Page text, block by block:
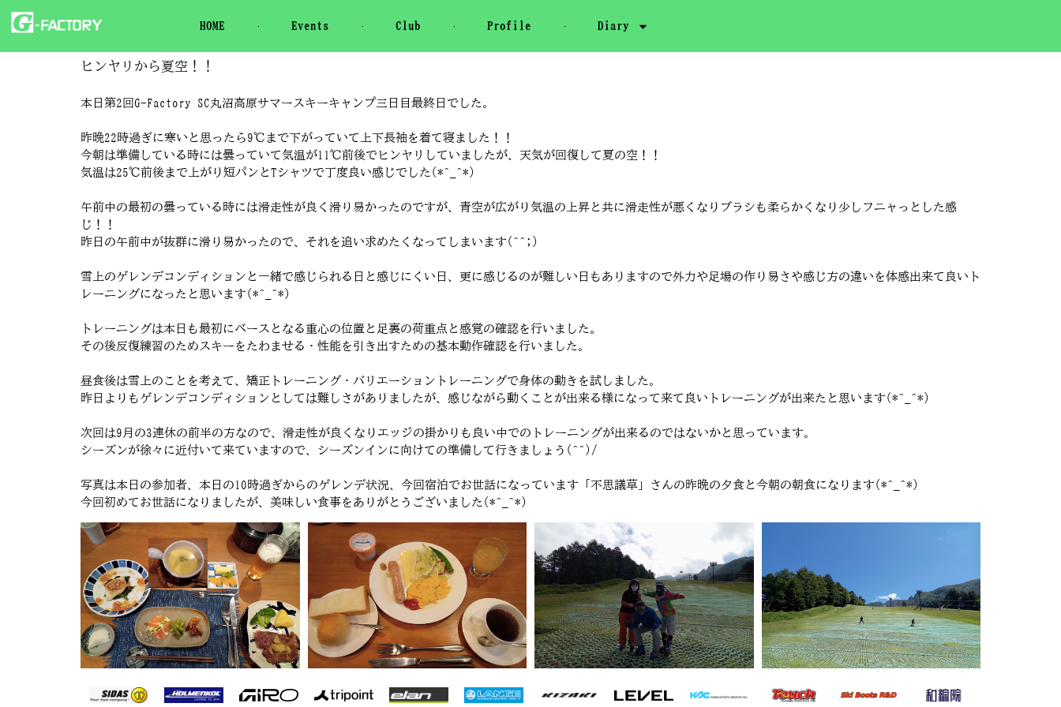
HOME Events Club Profile Diary
ヒンヤリから夏空！！
本日第2回G-Factory SC丸沼高原サマースキーキャンプ三日目最終日でした。
昨晩22時過ぎに寒いと思ったら9℃まで下がっていて上下長袖を着て寝ました！！
今朝は準備している時には曇っていて気温が11℃前後でヒンヤリしていましたが、天気が回復して夏の空！！
気温は25℃前後まで上がり短パンとTシャツで丁度良い感じでした(*^_^*)
午前中の最初の曇っている時には滑走性が良く滑り易かったのですが、青空が広がり気温の上昇と共に滑走性が悪くなりブラシも柔らかくなり少しフニャっとした感
じ！！
昨日の午前中が抜群に滑り易かったので、それを追い求めたくなってしまいます(^^;)
雪上のゲレンデコンディションと一緒で感じられる日と感じにくい日、更に感じるのが難しい日もありますので外力や足場の作り易さや感じ方の違いを体感出来て良いト
レーニングになったと思います(*^_^*)
トレーニングは本日も最初にベースとなる重心の位置と足裏の荷重点と感覚の確認を行いました。
その後反復練習のためスキーをたわませる・性能を引き出すための基本動作確認を行いました。
昼食後は雪上のことを考えて、矯正トレーニング・バリエーショントレーニングで身体の動きを試しました。
昨日よりもゲレンデコンディションとしては難しさがありましたが、感じながら動くことが出来る様になって来て良いトレーニングが出来たと思います(*^_^*)
次回は9月の3連休の前半の方なので、滑走性が良くなりエッジの掛かりも良い中でのトレーニングが出来るのではないかと思っています。
シーズンが徐々に近付いて来ていますので、シーズンインに向けての準備して行きましょう(^^)/
写真は本日の参加者、本日の10時過ぎからのゲレンデ状況、今回宿泊でお世話になっています「不思議草」さんの昨晩の夕食と今朝の朝食になります(*^_^*)
今回初めてお世話になりましたが、美味しい食事をありがとうございました(*^_^*)